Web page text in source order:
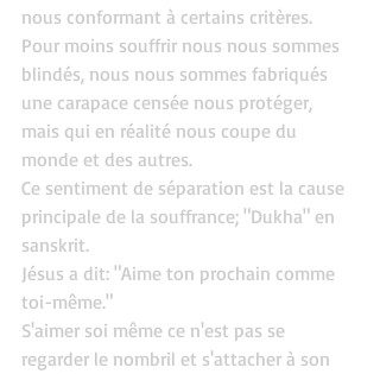
nous conformant à certains critères.
Pour moins souffrir nous nous sommes
blindés, nous nous sommes fabriqués
une carapace censée nous protéger,
mais qui en réalité nous coupe du
monde et des autres.
Ce sentiment de séparation est la cause
principale de la souffrance; "Dukha" en
sanskrit.
Jésus a dit: "Aime ton prochain comme
toi-même."
S'aimer soi même ce n'est pas se
regarder le nombril et s'attacher à son